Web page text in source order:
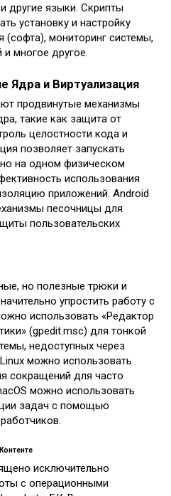
другие языки. Скрипты
установку и настройку
(софта), мониторинг системы,
многое другое.
Ядра и Виртуализация
продвинутые механизмы
такие как защита от
целостности кода и
позволяет запускать
на одном физическом
использования
приложений. Android
песочницы для
пользовательских
но полезные трюки и
упростить работу с
использовать «Редактор
(gpedit.msc) для тонкой
недоступных через
можно использовать
сокращений для часто
можно использовать
задач с помощью
исключительно
с операционными